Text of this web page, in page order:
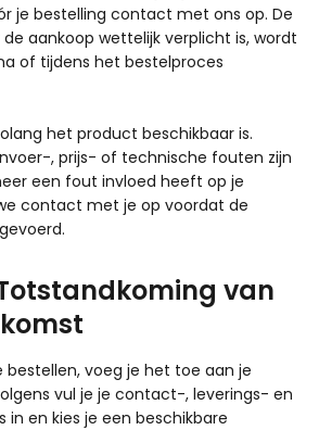
je bestelling contact met ons op. De
aankoop wettelijk verplicht is, wordt
of tijdens het bestelproces
het product beschikbaar is.
, prijs- of technische fouten zijn
een fout invloed heeft op je
contact met je op voordat de
van
voeg je het toe aan je
vul je je contact-, leverings- en
en kies je een beschikbare